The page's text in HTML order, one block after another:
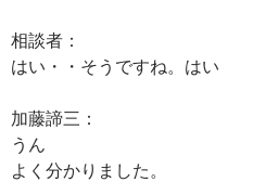
相談者：
はい・・そうですね。はい
加藤諦三：
うん
よく分かりました。